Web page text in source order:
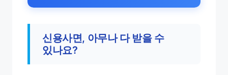
신용사면, 아무나 다 받을 수
있나요?